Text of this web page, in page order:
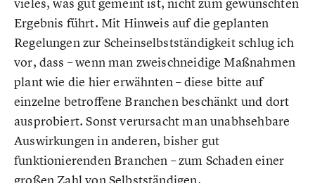
vieles, was gut gemeint ist, nicht zum gewünschten
Ergebnis führt. Mit Hinweis auf die geplanten
Regelungen zur Scheinselbstständigkeit schlug ich
vor, dass – wenn man zweischneidige Maßnahmen
plant wie die hier erwähnten – diese bitte auf
einzelne betroffene Branchen beschänkt und dort
ausprobiert. Sonst verursacht man unabhsehbare
Auswirkungen in anderen, bisher gut
funktionierenden Branchen – zum Schaden einer